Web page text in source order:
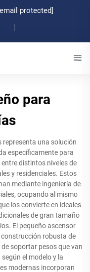
[email protected]
para
representa una solución
específicamente para
distintos niveles de
y residenciales. Estos
mediante ingeniería de
ocupando al mismo
los convierte en ideales
de gran tamaño
El pequeño ascensor
robusta de
soportar pesos que van
el modelo y la
modernas incorporan